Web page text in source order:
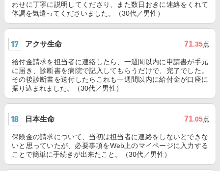
わせに丁寧に説明してくださり、また数日おきに連絡をくれて
体調を気遣ってくださいました。（30代／男性）
アクサ生命 71.35点
給付金請求を担当者に連絡したら、一週間以内に申請書が手元
に届き、診断書を病院で記入してもらうだけで、完了でした。
その後診断書を送付したらこれも一週間以内に給付金が口座に
振り込まれました。（30代／男性）
日本生命 71.05点
保険金の請求について、当初は担当者に連絡をしないとできな
いと思っていたが、必要事項をWeb上のマイページに入力する
ことで簡単に手続きが出来たこと。（30代／男性）